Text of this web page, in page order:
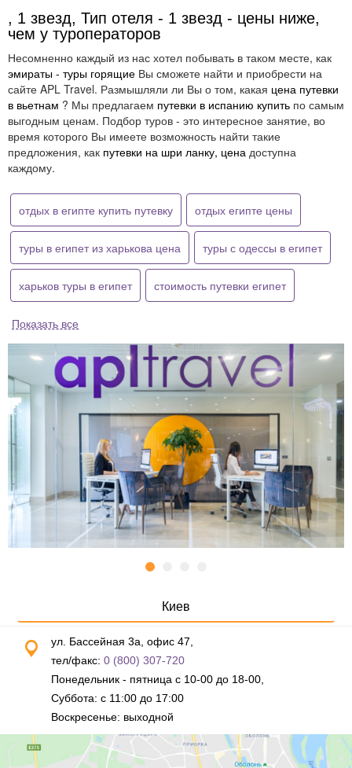
, 1 звезд, Тип отеля - 1 звезд - цены ниже,
чем у туроператоров
Несомненно каждый из нас хотел побывать в таком месте, как
эмираты - туры горящие Вы сможете найти и приобрести на
сайте APL Travel. Размышляли ли Вы о том, какая цена путевки
в вьетнам ? Мы предлагаем путевки в испанию купить по самым
выгодным ценам. Подбор туров - это интересное занятие, во
время которого Вы имеете возможность найти такие
предложения, как путевки на шри ланку, цена доступна
каждому.
отдых в египте купить путевку отдых египте цены
туры в египет из харькова цена туры с одессы в египет
харьков туры в египет стоимость путевки египет
Показать все
Киев
ул. Бассейная 3а, офис 47,
тел/факс: 0 (800) 307-720
Понедельник - пятница с 10-00 до 18-00,
Суббота: с 11:00 до 17:00
Воскресенье: выходной